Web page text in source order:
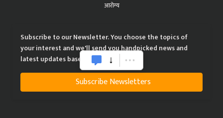
आरोग्य
Subscribe to our Newsletter. You choose the topics of
your interest and we'll send you handpicked news and
latest updates based on your choice.
Subscribe Newsletters